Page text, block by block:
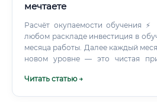
мечтаете
Расчёт окупаемости обучения ⚡ Вывод очевиден: при
любом раскладе инвестиция в
месяца работы. Далее каждый
новом уровне — это чистая
Читать статью →